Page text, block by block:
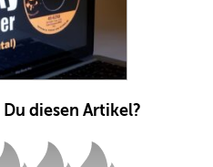
diesen Artikel?